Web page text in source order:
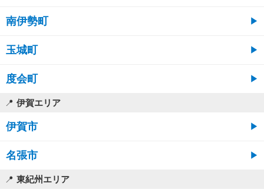
南伊勢町
玉城町
度会町
伊賀エリア
伊賀市
名張市
東紀州エリア